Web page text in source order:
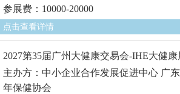
参展费：10000-20000
点击查看详情
2027第35届广州大健康交易会-IHE大健康
主办方：中小企业合作发展促进中心 广
年保健协会